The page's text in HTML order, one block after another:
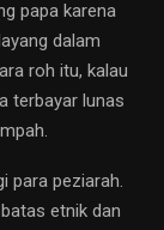
papa karena
dalam
roh itu, kalau
terbayar lunas
para peziarah.
etnik dan